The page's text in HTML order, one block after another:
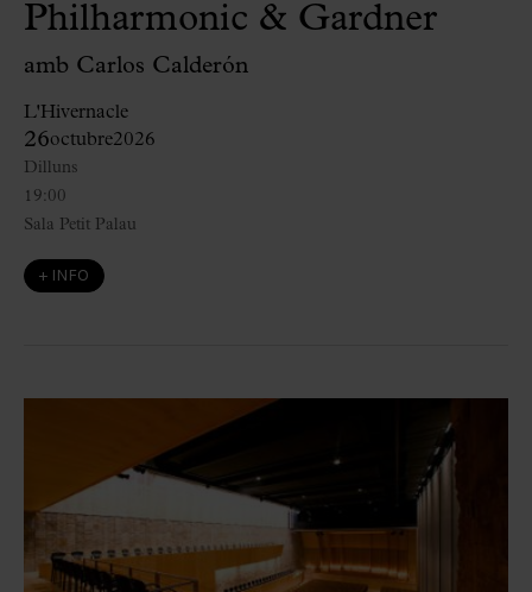
Philharmonic & Gardner
amb Carlos Calderón
L'Hivernacle
26octubre2026
19:00
Dilluns
Sala Petit Palau
+ INFO